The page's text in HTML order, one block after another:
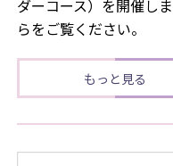
ダーコース）を開催し
らをご覧ください。
もっと見る